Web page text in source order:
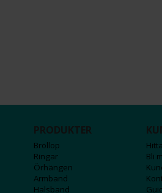
PRODUKTER
Bröllop
Ringar
Örhängen
Armband
Halsband
Bli